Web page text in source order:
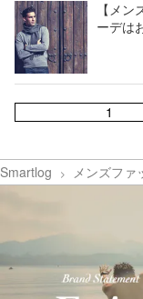
【メ
ーデは
1
Smartlog メンズファ